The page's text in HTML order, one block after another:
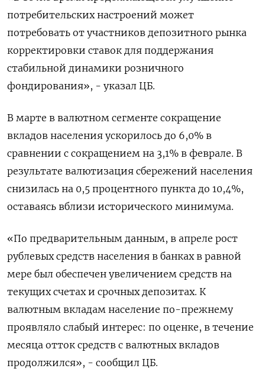
потребительских настроений может
потребовать от участников депозитного рынка
корректировки ставок для поддержания
стабильной динамики розничного
фондирования», - указал ЦБ.
В марте в валютном сегменте сокращение
вкладов населения ускорилось до 6,0% в
сравнении с сокращением на 3,1% в феврале. В
результате валютизация сбережений населения
снизилась на 0,5 процентного пункта до 10,4%,
оставаясь вблизи исторического минимума.
«По предварительным данным, в апреле рост
рублевых средств населения в банках в равной
мере был обеспечен увеличением средств на
текущих счетах и срочных депозитах. К
валютным вкладам население по-прежнему
проявляло слабый интерес: по оценке, в течение
месяца отток средств с валютных вкладов
продолжился», - сообщил ЦБ.